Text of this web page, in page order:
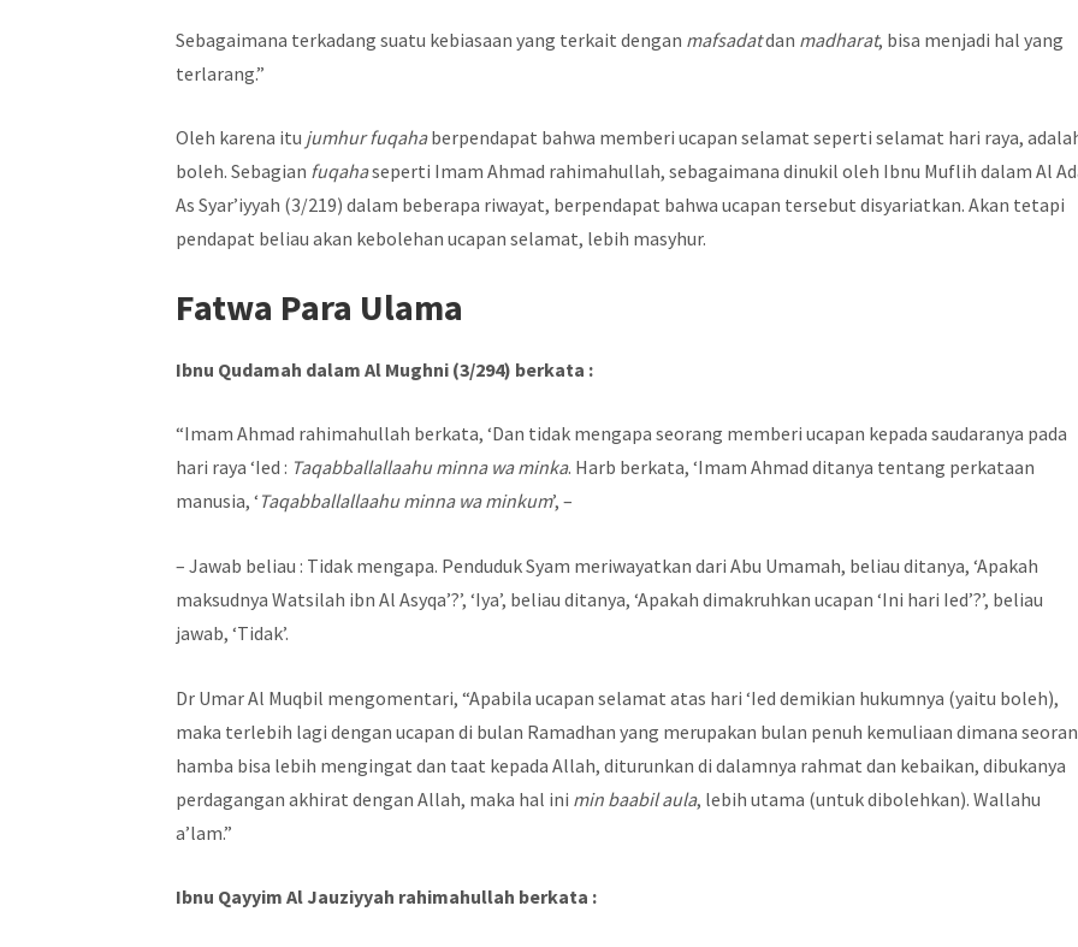
Sebagaimana terkadang suatu kebiasaan yang terkait dengan mafsadatdan madharat, bisa menjadi hal yang
terlarang.”
Oleh karena itu jumhur fuqahaberpendapat bahwa memberi ucapan selamat seperti selamat hari raya,
boleh. Sebagian fuqahaseperti Imam Ahmad rahimahullah, sebagaimana dinukil oleh Ibnu Muflih dalam Al
As Syar’iyyah (3/219) dalam beberapa riwayat, berpendapat bahwa ucapan tersebut disyariatkan. Akan tetapi
pendapat beliau akan kebolehan ucapan selamat, lebih masyhur.
Fatwa Para Ulama
Ibnu Qudamah dalam Al Mughni (3/294) berkata :
“Imam Ahmad rahimahullah berkata, ‘Dan tidak mengapa seorang memberi ucapan kepada saudaranya pada
hari raya ‘Ied : Taqabballallaahu minna wa minka. Harb berkata, ‘Imam Ahmad ditanya tentang perkataan
manusia, ‘ Taqabballallaahu minna wa minkum’, –
– Jawab beliau : Tidak mengapa. Penduduk Syam meriwayatkan dari Abu Umamah, beliau ditanya, ‘Apakah
maksudnya Watsilah ibn Al Asyqa’?’, ‘Iya’, beliau ditanya, ‘Apakah dimakruhkan ucapan ‘Ini hari Ied’?’, beliau
jawab, ‘Tidak’.
Dr Umar Al Muqbil mengomentari, “Apabila ucapan selamat atas hari ‘Ied demikian hukumnya (yaitu boleh),
maka terlebih lagi dengan ucapan di bulan Ramadhan yang merupakan bulan penuh kemuliaan dimana
hamba bisa lebih mengingat dan taat kepada Allah, diturunkan di dalamnya rahmat dan kebaikan, dibukanya
perdagangan akhirat dengan Allah, maka hal ini min baabil aula, lebih utama (untuk dibolehkan). Wallahu
a’lam.”
Ibnu Qayyim Al Jauziyyah rahimahullah berkata :